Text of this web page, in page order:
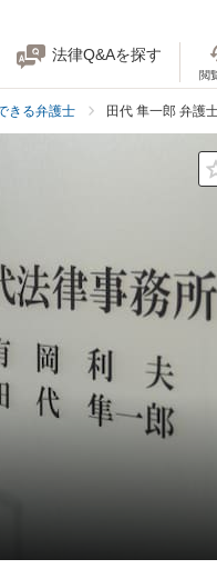
法律Q&Aを探す
閲
きる弁護士 田代 隼一郎 弁護